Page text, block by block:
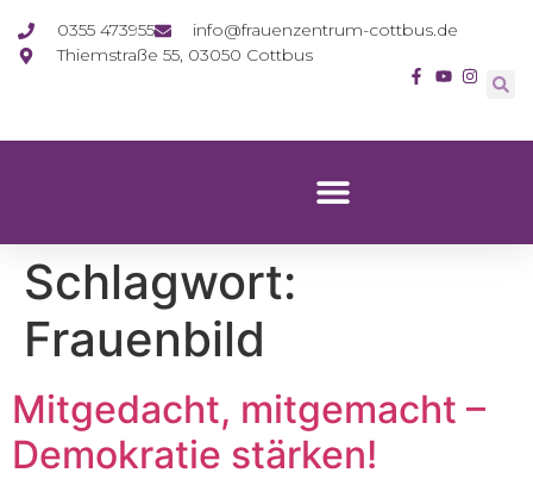
0355 473955
info@frauenzentrum-cottbus.de
Thiemstraße 55, 03050 Cottbus
Schlagwort:
Frauenbild
Mitgedacht, mitgemacht –
Demokratie stärken!